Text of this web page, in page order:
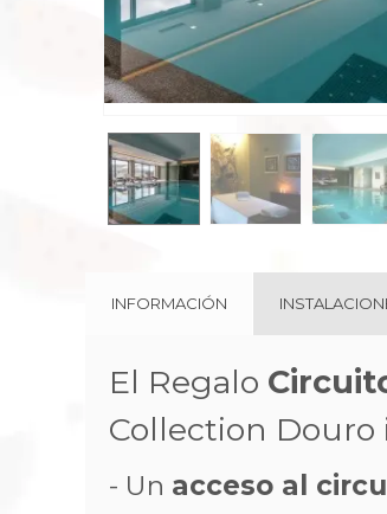
INFORMACIÓN
El Regalo
Collection Douro
- Un acceso al